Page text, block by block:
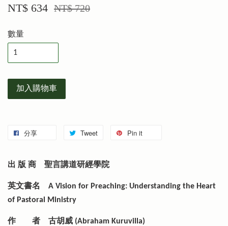
NT$ 634 NT$ 720
數量
加入購物車
分享 Tweet Pin it
出 版 商 聖言講道研經學院
英文書名
A Vision for Preaching: Understanding the Heart
of Pastoral Ministry
作 者 古胡威 (Abraham Kuruvilla)